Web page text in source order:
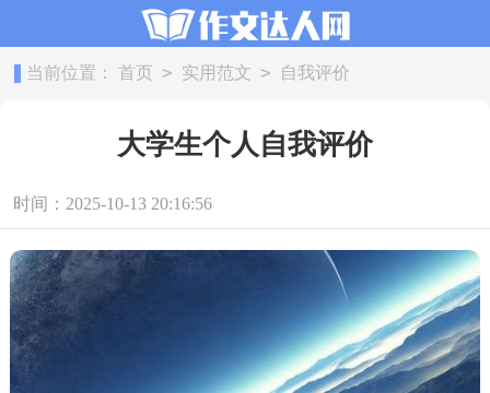
当前位置： 首页 > 实用范文 > 自我评价
大学生个人自我评价
时间：2025-10-13 20:16:56